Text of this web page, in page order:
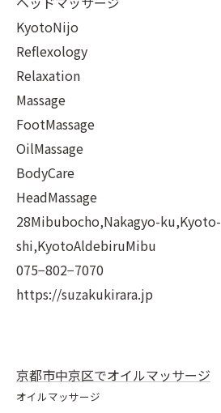
KyotoNijo
Reflexology
Relaxation
Massage
FootMassage
OilMassage
BodyCare
HeadMassage
28Mibubocho,Nakagyo-ku,Kyoto-
shi,KyotoAldebiruMibu
075−802−7070
https://suzakukirara.jp
京都市中京区でオイルマッサージ
オイルマッサージ